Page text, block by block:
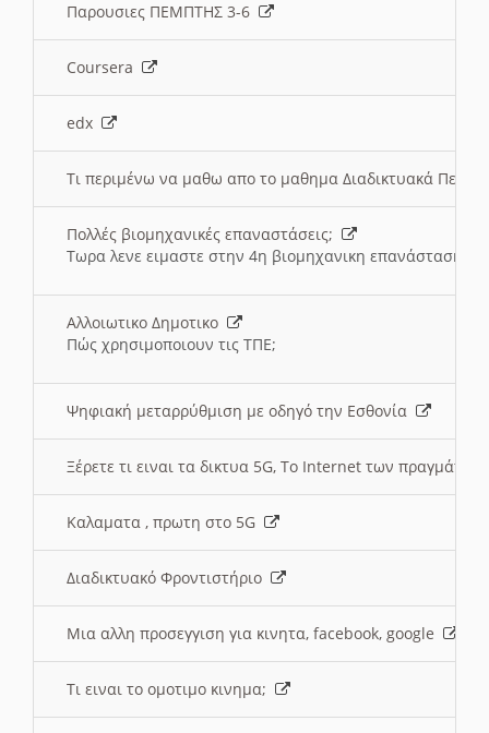
Παρουσιες ΠΕΜΠΤΗΣ 3-6
Coursera
edx
Τι περιμένω να μαθω απο το μαθημα Διαδικτυακά
Πολλές βιομηχανικές επαναστάσεις;
Τωρα λενε ειμαστε στην 4η βιομηχανικη επανάσταση
Αλλοιωτικο Δημοτικο
Πώς χρησιμοποιουν τις ΤΠΕ;
Ψηφιακή μεταρρύθμιση με οδηγό την Εσθονία
Ξέρετε τι ειναι τα δικτυα 5G, Το Internet των
Καλαματα , πρωτη στο 5G
Διαδικτυακό Φροντιστήριο
Μια αλλη προσεγγιση για κινητα, facebook, google
Τι ειναι το ομοτιμο κινημα;